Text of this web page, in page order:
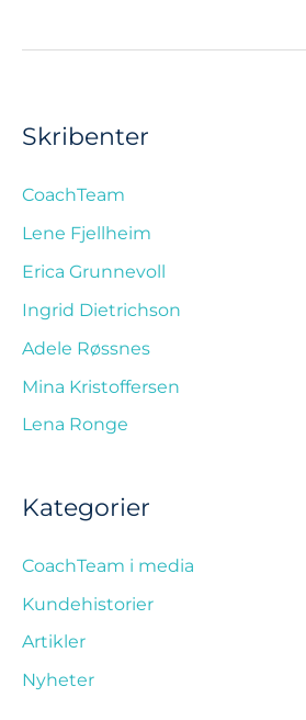
Skribenter
CoachTeam
Lene Fjellheim
Erica Grunnevoll
Ingrid Dietrichson
Adele Røssnes
Mina Kristoffersen
Lena Ronge
Kategorier
CoachTeam i media
Kundehistorier
Artikler
Nyheter